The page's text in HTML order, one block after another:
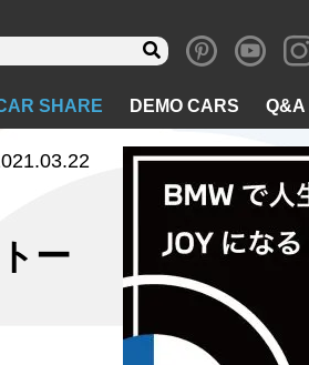
SHARE DEMO CARS Q&A
ー